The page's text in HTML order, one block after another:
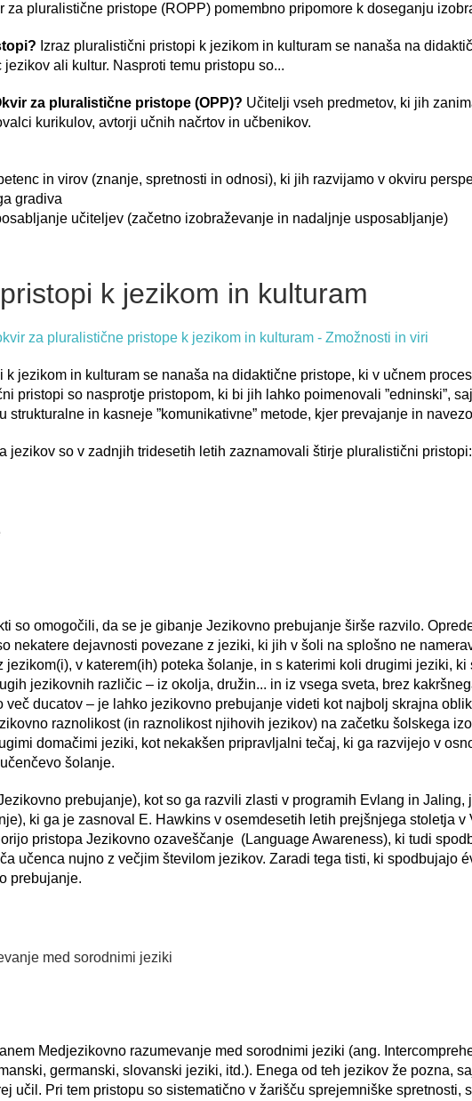
za pluralistične pristope (ROPP) pomembno pripomore k doseganju
Izraz pluralistični pristopi k jezikom in kulturam se nanaša na
ali kultur. Nasproti temu pristopu so...
za pluralistične pristope (OPP)? Učitelji vseh predmetov, ki jih
kurikulov, avtorji učnih načrtov in učbenikov.
in virov (znanje, spretnosti in odnosi), ki jih razvijamo v okviru
gradiva
učiteljev (začetno izobraževanje in nadaljnje usposabljanje)
k jezikom in kulturam
za pluralistične pristope k jezikom in kulturam - Zmožnosti in viri
k jezikom in kulturam se nanaša na didaktične pristope, ki v učnem
pristopi so nasprotje pristopom, ki bi jih lahko poimenovali ”edninski”,
strukturalne in kasneje ”komunikativne” metode, kjer prevajanje in
jezikov so v zadnjih tridesetih letih zaznamovali štirje pluralistični pristopi:
so omogočili, da se je gibanje Jezikovno prebujanje širše razvilo.
nekatere dejavnosti povezane z jeziki, ki jih v šoli na splošno ne
jezikom(i), v katerem(ih) poteka šolanje, in s katerimi koli drugimi jeziki,
jezikovnih različic – iz okolja, družin... in iz vsega sveta, brez
več ducatov – je lahko jezikovno prebujanje videti kot najbolj skrajna
raznolikost (in raznolikost njihovih jezikov) na začetku šolskega
domačimi jeziki, kot nekakšen pripravljalni tečaj, ki ga razvijejo v
šolanje.
prebujanje), kot so ga razvili zlasti v programih Evlang in
ki ga je zasnoval E. Hawkins v osemdesetih letih prejšnjega stoletja
pristopa Jezikovno ozaveščanje (Language Awareness), ki tudi
učenca nujno z večjim številom jezikov. Zaradi tega tisti, ki
prebujanje.
med sorodnimi jeziki
Medjezikovno razumevanje med sorodnimi jeziki (ang.
germanski, slovanski jeziki, itd.). Enega od teh jezikov že pozna,
učil. Pri tem pristopu so sistematično v žarišču sprejemniške